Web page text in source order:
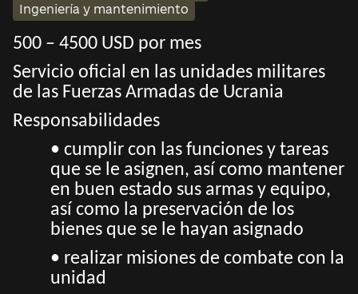
Ingeniería y mantenimiento
500 – 4500 USD por mes
Servicio oficial en las unidades militares
de las Fuerzas Armadas de Ucrania
Responsabilidades
• cumplir con las funciones y tareas
que se le asignen, así como mantener
en buen estado sus armas y equipo,
así como la preservación de los
bienes que se le hayan asignado
• realizar misiones de combate con la
unidad